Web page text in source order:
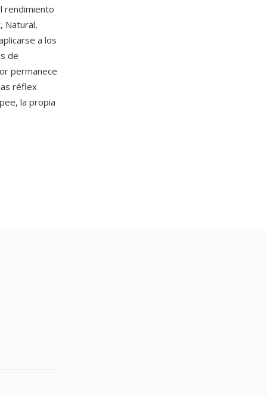
rendimiento
Natural,
a los
de
permanece
réflex
la propia